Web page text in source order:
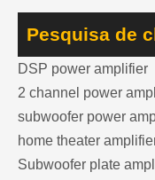
Pesquisa de
DSP power amplifier
2 channel power
subwoofer power
home theater
Subwoofer plate